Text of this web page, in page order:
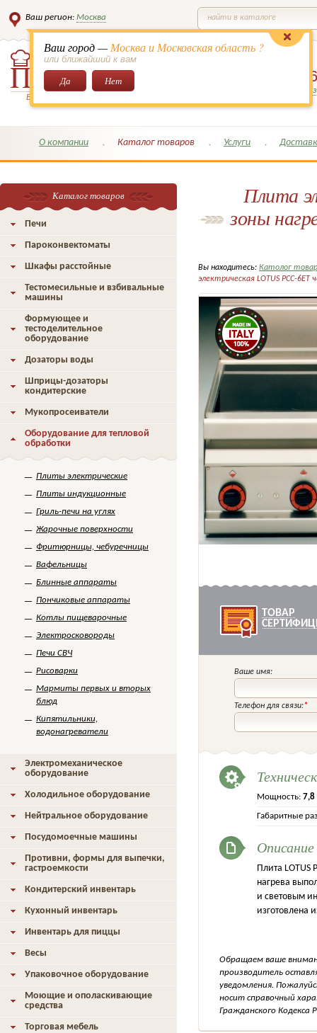
Ваш регион: Москва
Ваш город —Москва и Московская область ?
или ближайший к вам
Да Нет
найти в каталоге
Всё для кондитеров и поваров!
649-
Заказать обратный
О компании Каталог товаров Услуги
Плита
зоны
Вы находитесь: Католог
электрическая LOTUS PCC-
ТОВАР
Ваше имя:
Телефон для связи:*
Мощность: 7,8
Габаритные
Описание
Плита LOTUS
нагрева
и световым
изготовлена
Обращаем ваше
производитель
уведомления.
носит справочный
Гражданского Кодекса
Каталог товаров
Печи
Пароконвектоматы
Шкафы расстойные
Тестомесильные и взбивальные
машины
Формующее и
тестоделительное
оборудование
Дозаторы воды
Шприцы-дозаторы
кондитерские
Мукопросеиватели
Оборудование для тепловой
обработки
Плиты электрические
Плиты индукционные
Гриль-печи на углях
Жарочные поверхности
Фритюрницы, чебуречницы
Вафельницы
Блинные аппараты
Пончиковые аппараты
Котлы пищеварочные
Электросковороды
Печи СВЧ
Рисоварки
Мармиты первых и вторых
блюд
Кипятильники,
водонагреватели
Электромеханическое
оборудование
Холодильное оборудование
Нейтральное оборудование
Посудомоечные машины
Противни, формы для выпечки,
гастроемкости
Кондитерский инвентарь
Кухонный инвентарь
Инвентарь для пиццы
Весы
Упаковочное оборудование
Моющие и ополаскивающие
средства
Торговая мебель